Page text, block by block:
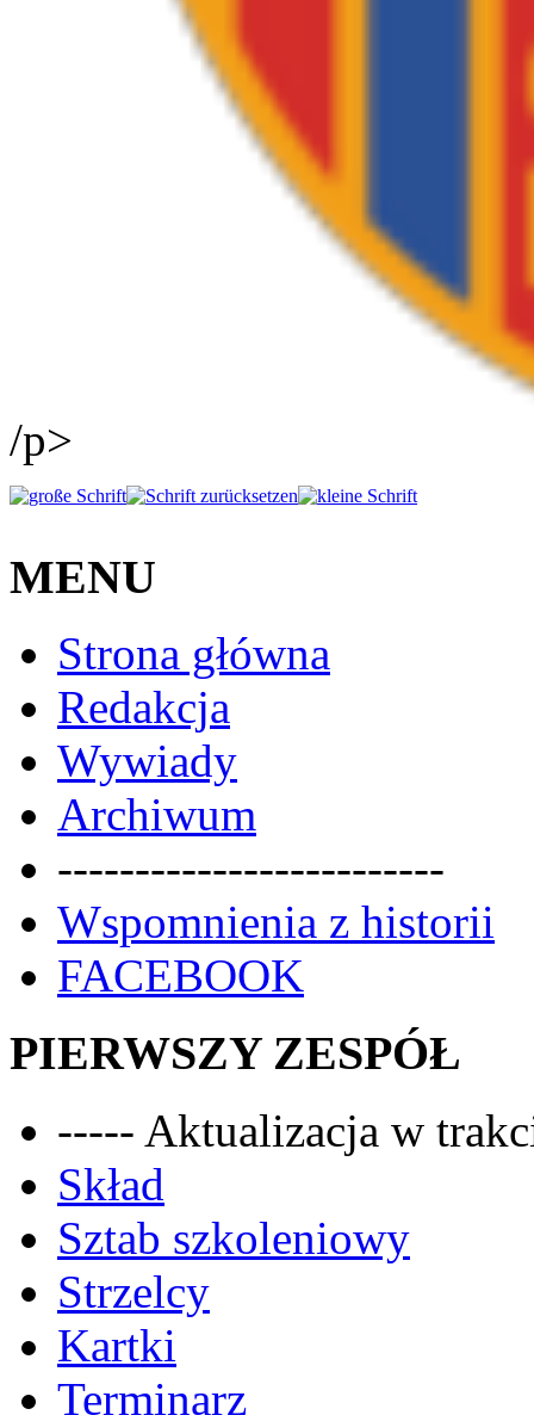
/p>
MENU
Strona główna
Redakcja
Wywiady
Archiwum
-------------------------
Wspomnienia z historii
FACEBOOK
PIERWSZY ZESPÓŁ
----- Aktualizacja w
Skład
Sztab szkoleniowy
Strzelcy
Kartki
Terminarz